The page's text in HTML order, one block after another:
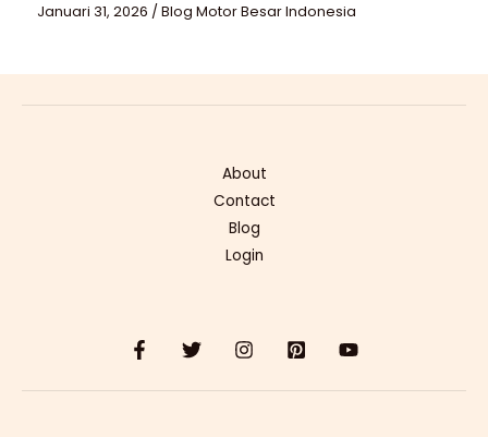
Januari 31, 2026 /Blog Motor Besar Indonesia
About
Contact
Blog
Login